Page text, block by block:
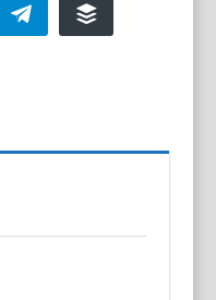
Telegram Buffer